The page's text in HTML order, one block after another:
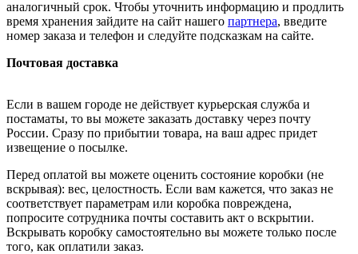
аналогичный срок. Чтобы уточнить информацию и продлить
время хранения зайдите на сайт нашего партнера, введите
номер заказа и телефон и следуйте подсказкам на сайте.
Почтовая доставка
Если в вашем городе не действует курьерская служба и
постаматы, то вы можете заказать доставку через почту
России. Сразу по прибытии товара, на ваш адрес придет
извещение о посылке.
Перед оплатой вы можете оценить состояние коробки (не
вскрывая): вес, целостность. Если вам кажется, что заказ не
соответствует параметрам или коробка повреждена,
попросите сотрудника почты составить акт о вскрытии.
Вскрывать коробку самостоятельно вы можете только после
того, как оплатили заказ.